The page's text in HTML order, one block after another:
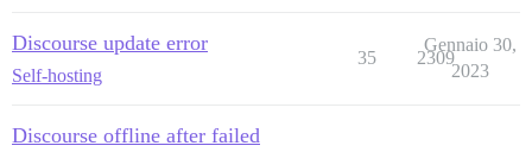
Discourse update error
Self-hosting
35 2309
Gennaio 30,
2023
Discourse offline after failed